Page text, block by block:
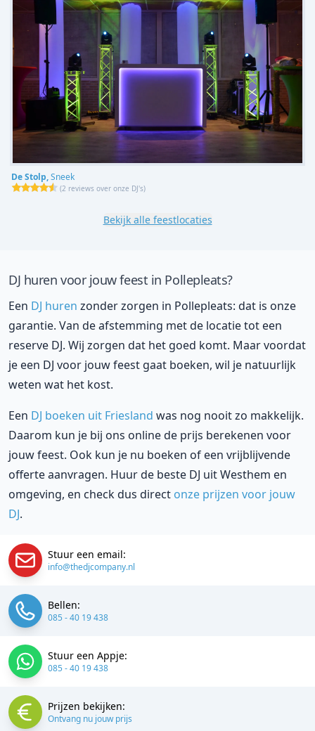
De Stolp,Sneek
(2 reviews over onze DJ's)
Bekijk alle feestlocaties
DJ huren voor jouw feest in Pollepleats?
Een DJ huren zonder zorgen in Pollepleats: dat is onze
garantie. Van de afstemming met de locatie tot een
reserve DJ. Wij zorgen dat het goed komt. Maar voordat
je een DJ voor jouw feest gaat boeken, wil je natuurlijk
weten wat het kost.
Een DJ boeken uit Friesland was nog nooit zo makkelijk.
Daarom kun je bij ons online de prijs berekenen voor
jouw feest. Ook kun je nu boeken of een vrijblijvende
offerte aanvragen. Huur de beste DJ uit Westhem en
omgeving, en check dus direct onze prijzen voor jouw
DJ.
Stuur een email:
info@thedjcompany.nl
Bellen:
085 - 40 19 438
Stuur een Appje:
085 - 40 19 438
Prijzen bekijken:
Ontvang nu jouw prijs